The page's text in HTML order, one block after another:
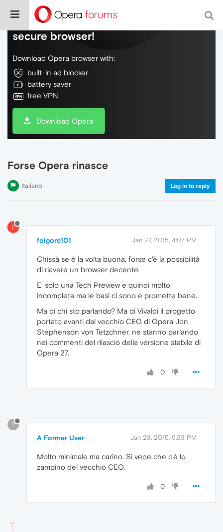
Do more on the web, with a fast and
secure browser!
Download Opera browser with:
built-in ad blocker
battery saver
free VPN
Download Opera
Forse Opera rinasce
Italiano Log in to reply
F
folgore101 Jan 27, 2015, 4:07 PM
Chissà se è la volta buona, forse c'è la possibilità
di riavere un browser decente.
E' solo una Tech Preview e quindi molto
incompleta ma le basi ci sono e promette bene.
Ma di chi sto parlando? Ma di Vivaldi il progetto
portato avanti dal vecchio CEO di Opera Jon
Stephenson von Tetzchner, ne stanno parlando
nei commenti del rilascio della versione stabile di
Opera 27.
0
?
A Former User Jan 28, 2015, 9:33 PM
Molto minimale ma carino. Si vede che c'è lo
zampino del vecchio CEO.
0